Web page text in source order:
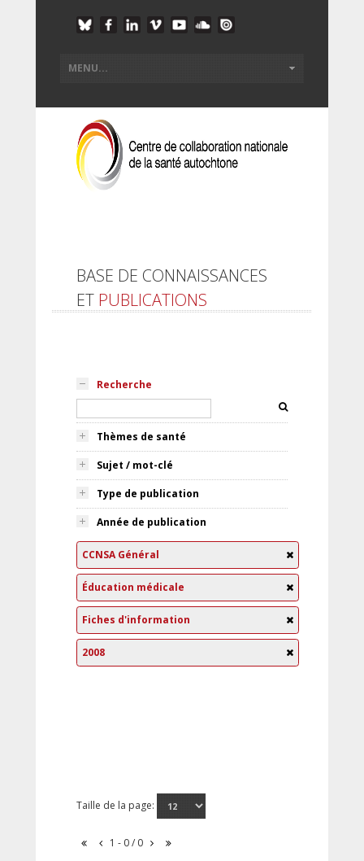
BASE DE CONNAISSANCES
ET PUBLICATIONS
Recherche
Thèmes de santé
Sujet / mot-clé
Type de publication
Année de publication
CCNSA Général
Éducation médicale
Fiches d'information
2008
Taille de la page:
1 - 0 / 0